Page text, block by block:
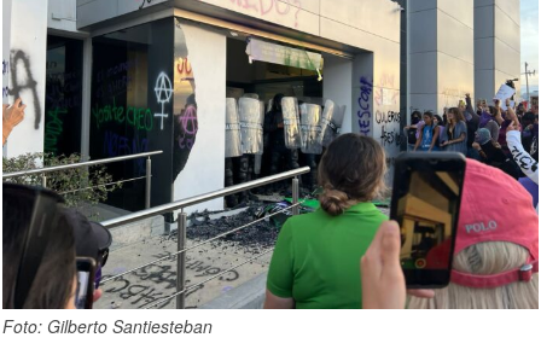
Foto: Gilberto Santiesteban